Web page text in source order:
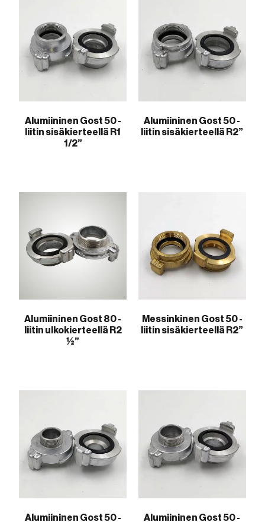
Alumiininen Gost 50 -
liitin sisäkierteellä R1
1/2”
Alumiininen Gost 50 -
liitin sisäkierteellä R2”
Alumiininen Gost 80 -
liitin ulkokierteellä R2
½”
Messinkinen Gost 50 -
liitin sisäkierteellä R2”
Alumiininen Gost 50 -
Alumiininen Gost 50 -